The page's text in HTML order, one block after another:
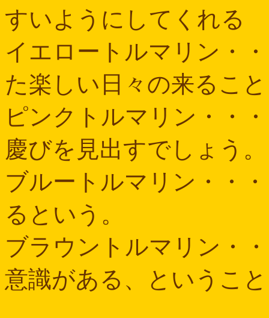
すいようにしてくれる
イエロートルマリン・
た楽しい日々の来るこ
ピンクトルマリン・・
慶びを見出すでしょう。
ブルートルマリン・・
るという。
ブラウントルマリン・
意識がある、というこ